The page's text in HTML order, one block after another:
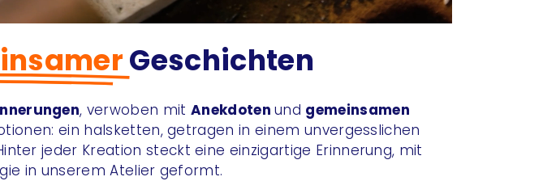
Geschichten
, verwoben mit Anekdotenund gemeinsamen
ein halsketten, getragen in einem unvergesslichen
jeder Kreation steckt eine einzigartige Erinnerung, mit
in unserem Atelier geformt.